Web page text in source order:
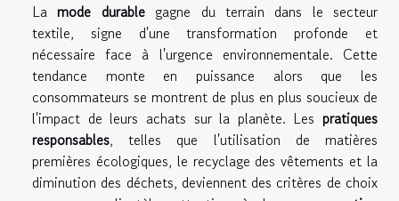
Lamode durablegagne du terrain dans le secteur
textile, signe d'une transformation profonde et
nécessaire face à l'urgence environnementale. Cette
tendance monte en puissance alors que les
consommateurs se montrent de plus en plus soucieux de
l'impact de leurs achats sur la planète. Les pratiques
responsables, telles que l'utilisation de matières
premières écologiques, le recyclage des vêtements et la
diminution des déchets, deviennent des critères de choix